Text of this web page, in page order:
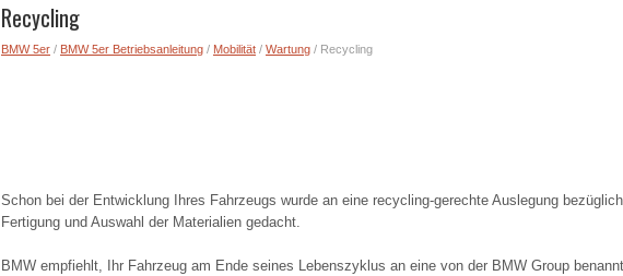
Recycling
BMW 5er / BMW 5er Betriebsanleitung / Mobilität / Wartung / Recycling
Schon bei der Entwicklung Ihres Fahrzeugs wurde an eine recycling-gerechte Auslegung bezüglich
Fertigung und Auswahl der Materialien gedacht.
BMW empfiehlt, Ihr Fahrzeug am Ende seines Lebenszyklus an eine von der BMW Group